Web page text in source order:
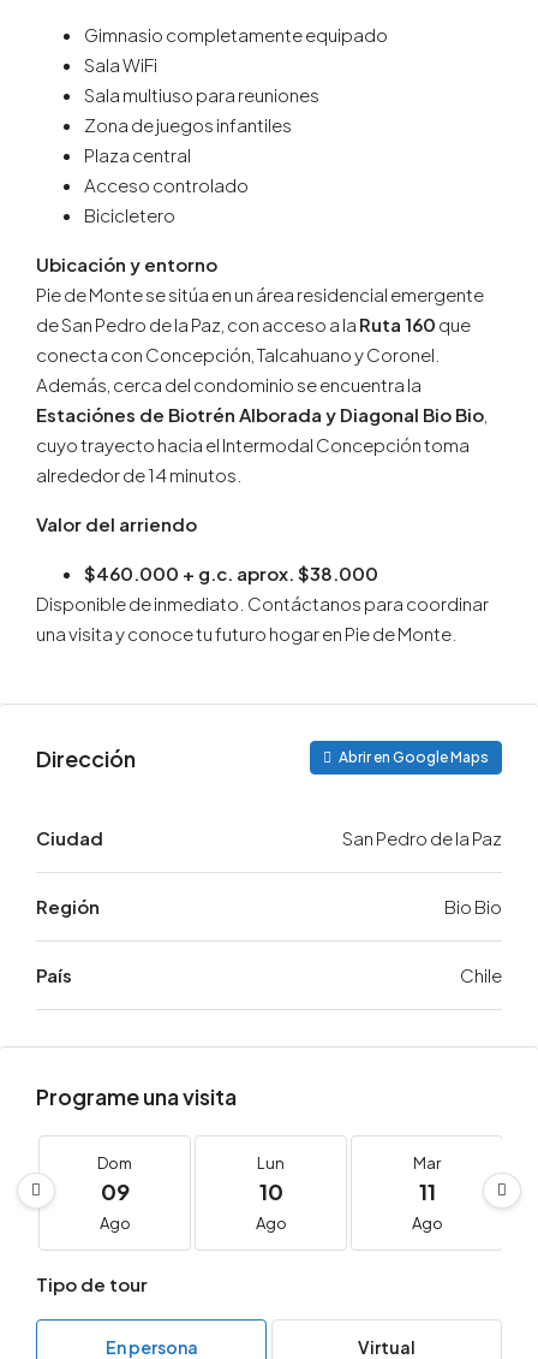
Gimnasio completamente equipado
Sala WiFi
Sala multiuso para reuniones
Zona de juegos infantiles
Plaza central
Acceso controlado
Bicicletero
Ubicación y entorno
Pie de Monte se sitúa en un área residencial emergente
de San Pedro de la Paz, con acceso a la Ruta 160 que
conecta con Concepción, Talcahuano y Coronel.
Además, cerca del condominio se encuentra la
Estaciónes de Biotrén Alborada y Diagonal Bio Bio
cuyo trayecto hacia el Intermodal Concepción toma
alrededor de 14 minutos.
Valor del arriendo
$460.000 + g.c. aprox. $38.000
Disponible de inmediato. Contáctanos para coordinar
una visita y conoce tu futuro hogar en Pie de Monte.
Dirección Abrir en Google Maps
Ciudad San Pedro de la Paz
Región Bio Bio
País Chile
Programe una visita
Dom
09
Ago
Lun
10
Ago
Mar
11
Ago
Tipo de tour
En persona Virtual